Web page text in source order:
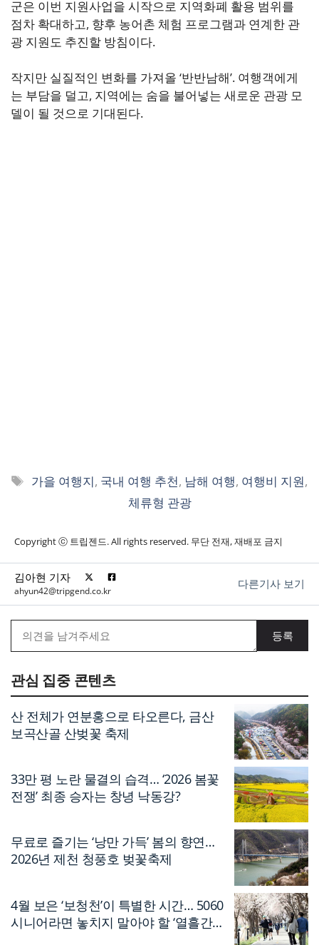
군은 이번 지원사업을 시작으로 지역화폐 활용 범위를
점차 확대하고, 향후 농어촌 체험 프로그램과 연계한 관
광 지원도 추진할 방침이다.
작지만 실질적인 변화를 가져올 ‘반반남해’. 여행객에게
는 부담을 덜고, 지역에는 숨을 불어넣는 새로운 관광 모
델이 될 것으로 기대된다.
태
가을 여행지, 국내 여행 추천, 남해 여행, 여행비 지원,
체류형 관광
Copyright ⓒ 트립젠드. All rights reserved. 무단 전재, 재배포 금지
김아현 기자
ahyun42@tripgend.co.kr
다른기사 보기
관심 집중 콘텐츠
산 전체가 연분홍으로 타오른다, 금산
보곡산골 산벚꽃 축제
33만 평 노란 물결의 습격… ‘2026 봄꽃
전쟁’ 최종 승자는 창녕 낙동강?
무료로 즐기는 ‘낭만 가득’ 봄의 향연…
2026년 제천 청풍호 벚꽃축제
4월 보은 ‘보청천’이 특별한 시간… 5060
시니어라면 놓치지 말아야 할 ‘열흘간의